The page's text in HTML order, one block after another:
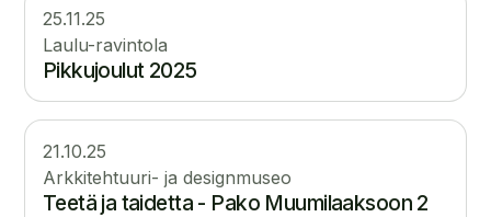
25.11.25
Laulu-ravintola
Pikkujoulut 2025
21.10.25
Arkkitehtuuri- ja designmuseo
Teetä ja taidetta - Pako Muumilaaksoon 2